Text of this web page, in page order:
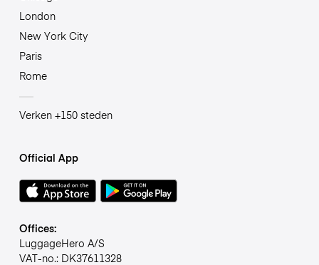
London
New York City
Paris
Rome
Verken +150 steden
Official App
Offices:
LuggageHero A/S
VAT-no.: DK37611328